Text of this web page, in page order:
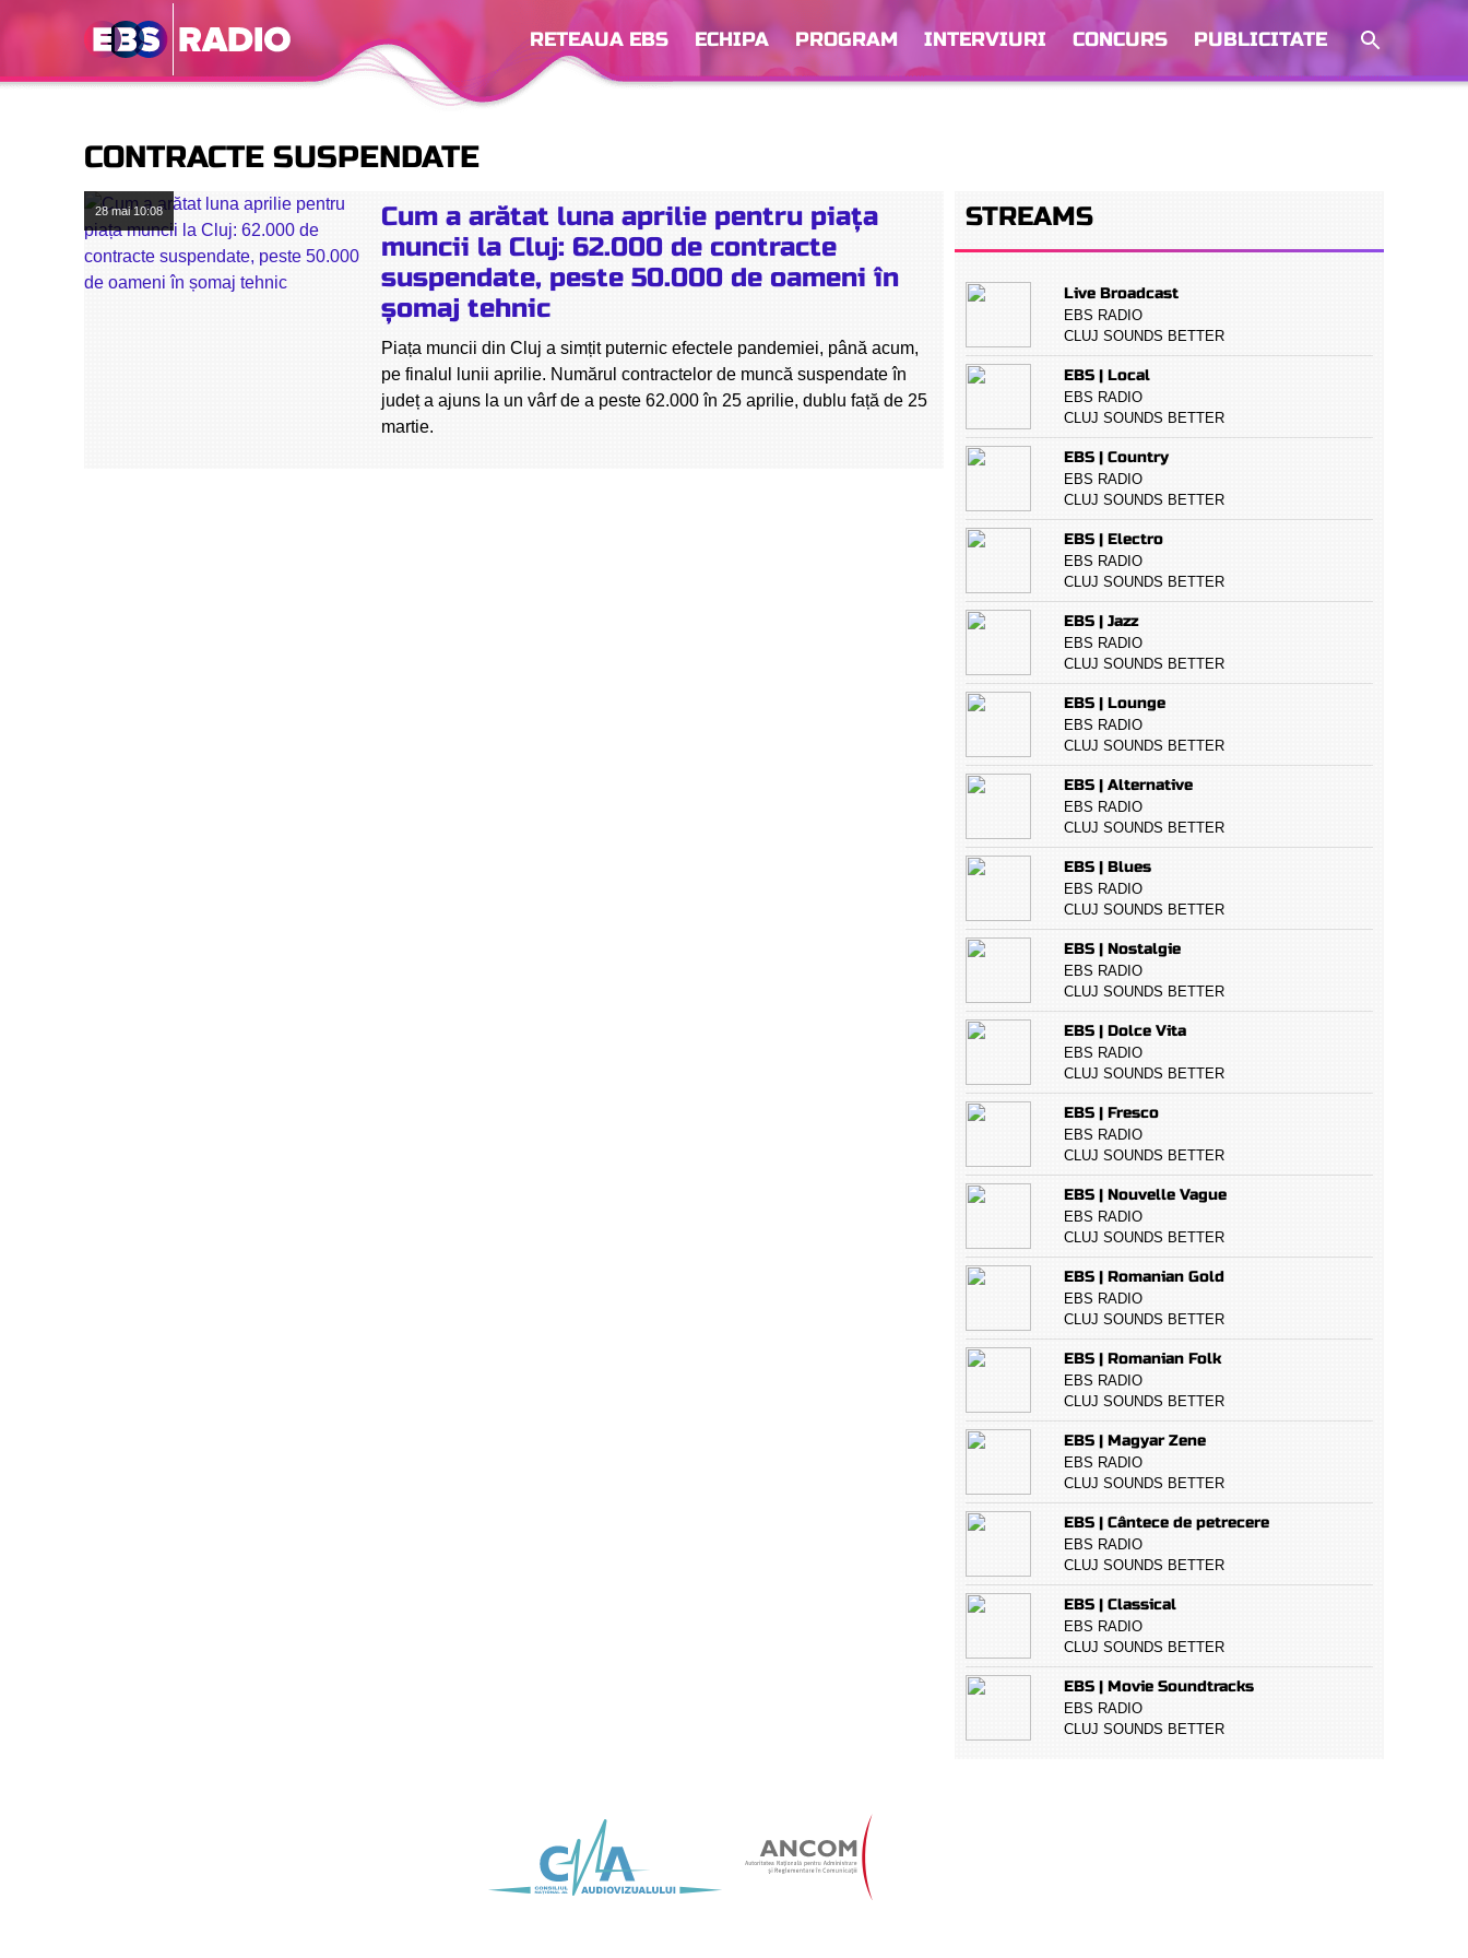
RETEAUA EBS ECHIPA PROGRAM INTERVIURI CONCURS PUBLICITATE
CONTRACTE SUSPENDATE
28 mai10:08
Cum a arătat luna aprilie pentru piața
muncii la Cluj: 62.000 de contracte
suspendate, peste 50.000 de oameni în
șomaj tehnic
Piața muncii din Cluj a simțit puternic efectele pandemiei, până acum,
pe finalul lunii aprilie. Numărul contractelor de muncă suspendate în
județ a ajuns la un vârf de a peste 62.000 în 25 aprilie, dublu față de 25
martie.
STREAMS
Live Broadcast
EBS RADIO
CLUJ SOUNDS BETTER
EBS | Local
EBS RADIO
CLUJ SOUNDS BETTER
EBS | Country
EBS RADIO
CLUJ SOUNDS BETTER
EBS | Electro
EBS RADIO
CLUJ SOUNDS BETTER
EBS | Jazz
EBS RADIO
CLUJ SOUNDS BETTER
EBS | Lounge
EBS RADIO
CLUJ SOUNDS BETTER
EBS | Alternative
EBS RADIO
CLUJ SOUNDS BETTER
EBS | Blues
EBS RADIO
CLUJ SOUNDS BETTER
EBS | Nostalgie
EBS RADIO
CLUJ SOUNDS BETTER
EBS | Dolce Vita
EBS RADIO
CLUJ SOUNDS BETTER
EBS | Fresco
EBS RADIO
CLUJ SOUNDS BETTER
EBS | Nouvelle Vague
EBS RADIO
CLUJ SOUNDS BETTER
EBS | Romanian Gold
EBS RADIO
CLUJ SOUNDS BETTER
EBS | Romanian Folk
EBS RADIO
CLUJ SOUNDS BETTER
EBS | Magyar Zene
EBS RADIO
CLUJ SOUNDS BETTER
EBS | Cântece de petrecere
EBS RADIO
CLUJ SOUNDS BETTER
EBS | Classical
EBS RADIO
CLUJ SOUNDS BETTER
EBS | Movie Soundtracks
EBS RADIO
CLUJ SOUNDS BETTER